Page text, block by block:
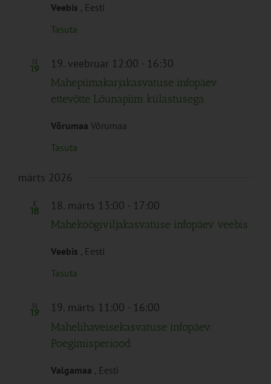
Veebis , Eesti
Tasuta
N
19 19. veebruar 12:00 - 16:30
Mahepiimakarjakasvatuse infopäev
ettevõtte Lõunapiim külastusega
Võrumaa Võrumaa
Tasuta
märts 2026
K
18 18. märts 13:00 - 17:00
Maheköögiviljakasvatuse infopäev veebis
Veebis , Eesti
Tasuta
N
19 19. märts 11:00 - 16:00
Mahelihaveisekasvatuse infopäev:
Poegimisperiood
Valgamaa , Eesti